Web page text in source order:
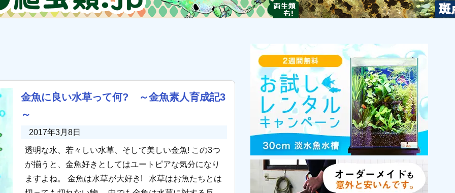
金魚に良い水草って何? ～金魚素人育成記3
～
2017年3月8日
透明な水、若々しい水草、そして美しい金魚! この3つ
が揃うと、金魚好きとしてはユートピアな気分になり
ますよね。 金魚は水草が大好き! 水草はお魚たちとは